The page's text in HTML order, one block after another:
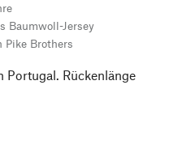
Baumwoll-Jersey
Brothers
Portugal. Rückenlänge